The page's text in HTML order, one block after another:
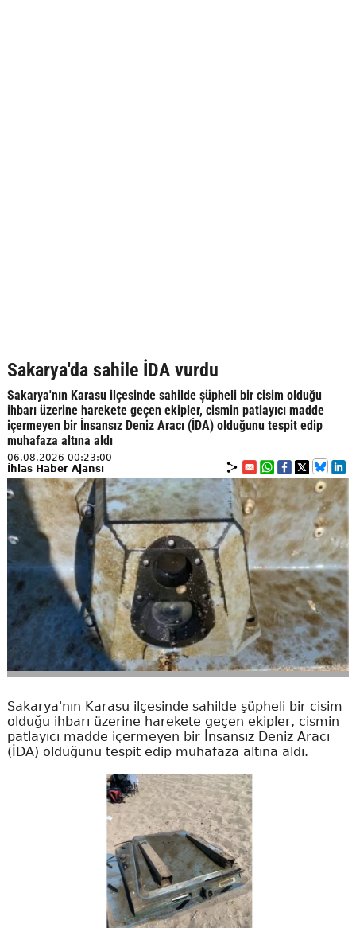
Sakarya'da sahile İDA vurdu
Sakarya'nın Karasu ilçesinde sahilde şüpheli bir cisim olduğu
ihbarı üzerine harekete geçen ekipler, cismin patlayıcı madde
içermeyen bir İnsansız Deniz Aracı (İDA) olduğunu tespit edip
muhafaza altına aldı
06.08.2026 00:23:00
İhlas Haber Ajansı
Sakarya'nın Karasu ilçesinde sahilde şüpheli bir cisim
olduğu ihbarı üzerine harekete geçen ekipler, cismin
patlayıcı madde içermeyen bir İnsansız Deniz Aracı
(İDA) olduğunu tespit edip muhafaza altına aldı.